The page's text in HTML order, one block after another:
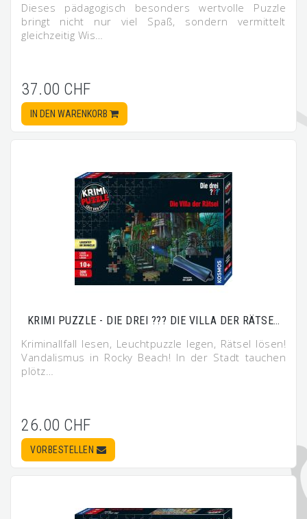
Dieses pädagogisch besonders wertvolle Puzzle
bringt nicht nur viel Spaß, sondern vermittelt
gleichzeitig Wis…
37.00 CHF
IN DEN WARENKORB
KRIMI PUZZLE - DIE DREI ??? DIE VILLA DER RÄTSE…
Kriminallfall lesen, Leuchtpuzzle legen, Rätsel lösen!
Vandalismus in Rocky Beach! In der Stadt tauchen
plötz…
26.00 CHF
VORBESTELLEN